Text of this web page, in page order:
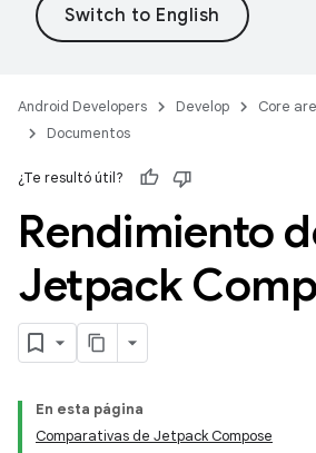
Android Developers Develop Core
Documentos
¿Te resultó útil?
Rendimiento
Jetpack
En esta página
Comparativas de Jetpack Compose